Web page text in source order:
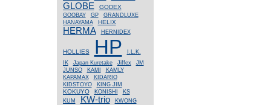
GLOBE GODEX
GOOBAY GP
GRANDLUXE
HANAYAMA
HELIX
HERMA HERNIDEX
HOLLIES HP
I.L.K.
IK
Japan Kuretake Jiffex
JM
JUNSO
KAMI
KAMLY
KAPAMAX
KIDARIO
KIDSTOYO
KING JIM
KOKUYO KONISHI
KS
KUM
KW-trio
KWONG